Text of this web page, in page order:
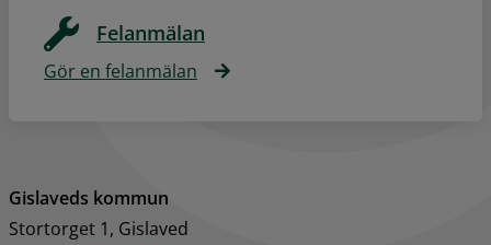
Felanmälan
Gör en felanmälan
Gislaveds kommun
Stortorget 1, Gislaved